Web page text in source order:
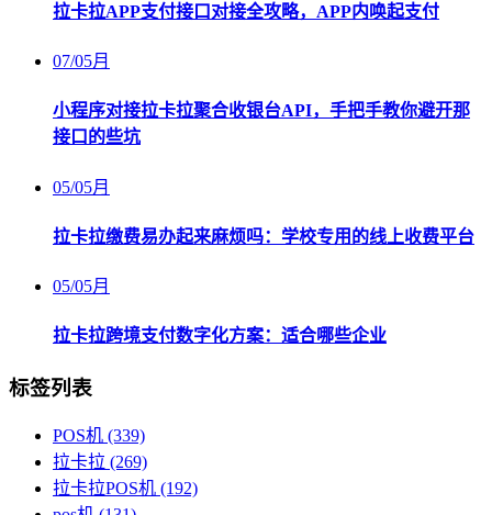
拉卡拉APP支付接口对接全攻略，APP内唤起支付
07/05月
小程序对接拉卡拉聚合收银台API，手把手教你避开那
接口的些坑
05/05月
拉卡拉缴费易办起来麻烦吗：学校专用的线上收费平台
05/05月
拉卡拉跨境支付数字化方案：适合哪些企业
标签列表
POS机 (339)
拉卡拉 (269)
拉卡拉POS机 (192)